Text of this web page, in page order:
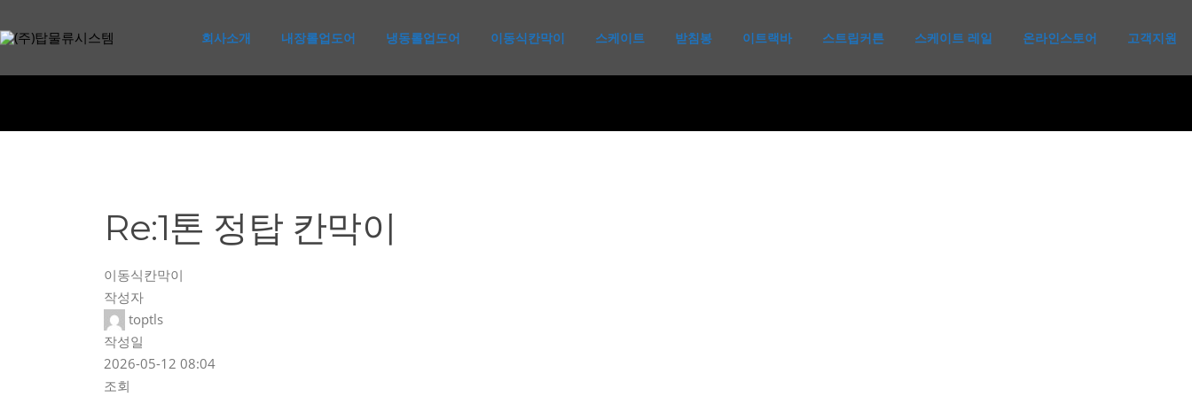
텐
로
회사소개 내장롤업도어 냉동롤업도어 이동식칸막이 스케이트 받침봉 이트랙바 스트립커튼 스케이트 레일 온라인스토어 고객지원
Re:1톤 정탑 칸막이
이동식칸막이
작성자
toptls
작성일
2026-05-12 08:04
조회